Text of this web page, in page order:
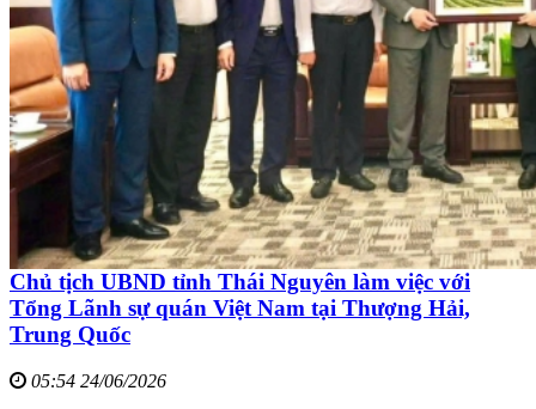
Chủ tịch UBND tỉnh Thái Nguyên làm việc với
Tổng Lãnh sự quán Việt Nam tại Thượng Hải,
Trung Quốc
05:54 24/06/2026